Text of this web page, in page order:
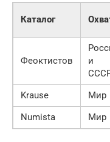
Каталог
Феоктистов
и
Krause Мир
Numista
Мир